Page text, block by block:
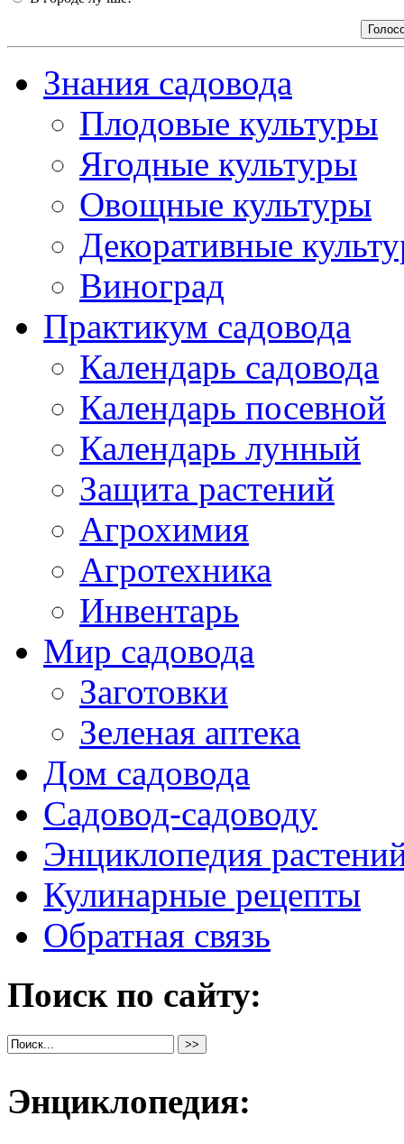
Знания садовода
Плодовые культуры
Ягодные культуры
Овощные культуры
Декоративные
Виноград
Практикум садовода
Календарь садовода
Календарь посевной
Календарь лунный
Защита растений
Агрохимия
Агротехника
Инвентарь
Мир садовода
Заготовки
Зеленая аптека
Дом садовода
Садовод-садоводу
Энциклопедия
Кулинарные рецепты
Обратная связь
Поиск по сайту:
Энциклопедия: